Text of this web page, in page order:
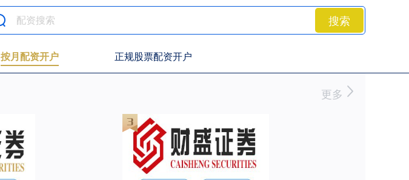
搜索
按月配资开户 正规股票配资开户
更多